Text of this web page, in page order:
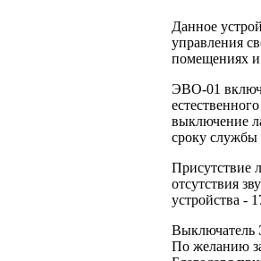
Данное
управления
помещениях и
ЭВО-01
выключение
сроку службы
Присутствие
отсутствия
устройства -
Выключатель
По желанию